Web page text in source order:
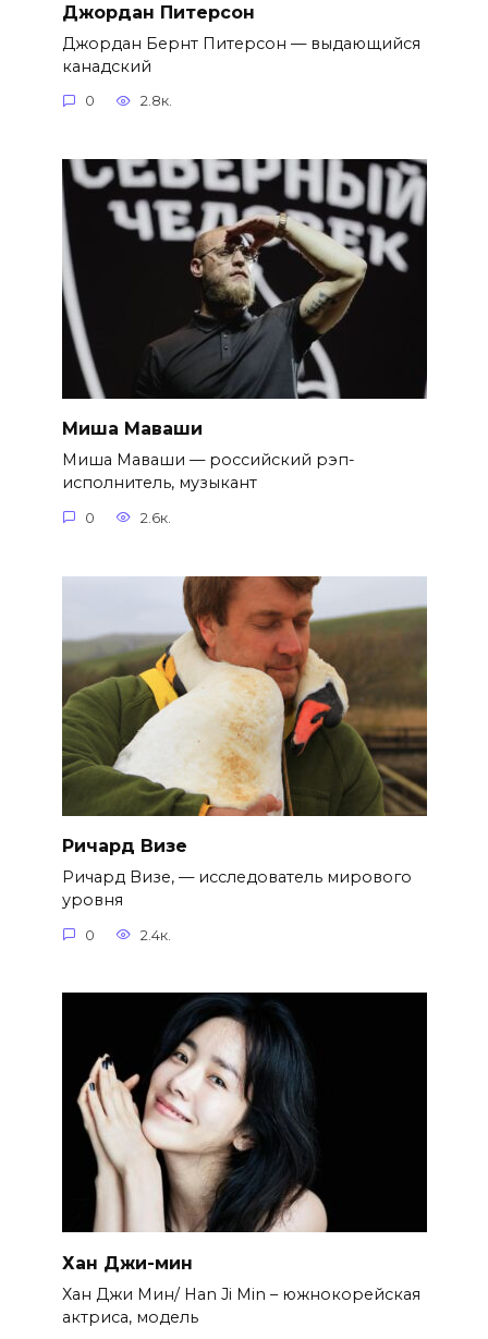
Джордан Питерсон
Джордан Бернт Питерсон — выдающийся
канадский
0 2.8к.
Миша Маваши
Миша Маваши — российский рэп-
исполнитель, музыкант
0 2.6к.
Ричард Визе
Ричард Визе, — исследователь мирового
уровня
0 2.4к.
Хан Джи-мин
Хан Джи Мин/ Han Ji Min – южнокорейская
актриса, модель